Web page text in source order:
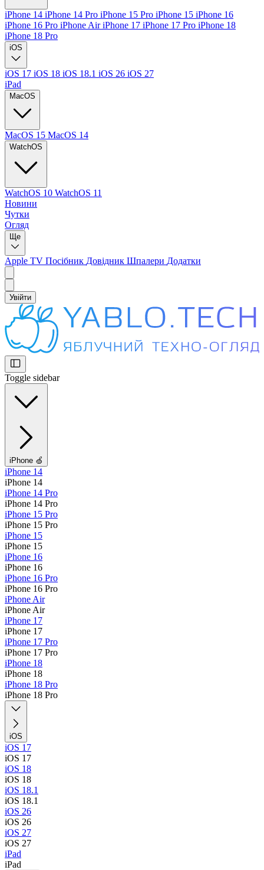
iPhone 14 iPhone 14 Pro iPhone 15 Pro iPhone 15 iPhone 16
iPhone 16 Pro iPhone AiriPhone 17 iPhone 17 Pro iPhone 18
iPhone 18 Pro
iOS
iOS 17 iOS 18 iOS 18.1 iOS 26 iOS 27
iPad
MacOS
MacOS 15 MacOS 14
WatchOS
WatchOS 10 WatchOS 11
Новини
Чутки
Огляд
Ще
Apple TV Посібник Довідник Шпалери Додатки
Увійти
Toggle sidebar
iPhone 🍏
iPhone 14
iPhone 14
iPhone 14 Pro
iPhone 14 Pro
iPhone 15 Pro
iPhone 15 Pro
iPhone 15
iPhone 15
iPhone 16
iPhone 16
iPhone 16 Pro
iPhone 16 Pro
iPhone Air
iPhone Air
iPhone 17
iPhone 17
iPhone 17 Pro
iPhone 17 Pro
iPhone 18
iPhone 18
iPhone 18 Pro
iPhone 18 Pro
iOS
iOS 17
iOS 17
iOS 18
iOS 18
iOS 18.1
iOS 18.1
iOS 26
iOS 26
iOS 27
iOS 27
iPad
iPad